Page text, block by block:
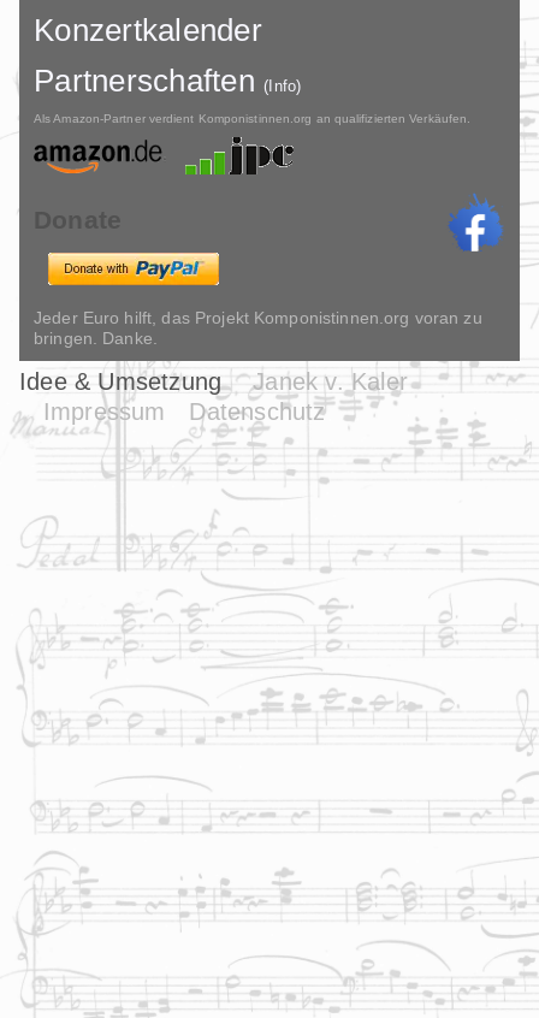
Konzertkalender
Partnerschaften(Info)
Als Amazon-Partner verdient Komponistinnen.org an qualifizierten Verkäufen.
Donate
Jeder Euro hilft, das Projekt Komponistinnen.org voran zu
bringen. Danke.
Idee & Umsetzung
Janek v. Kaler
Impressum
Datenschutz